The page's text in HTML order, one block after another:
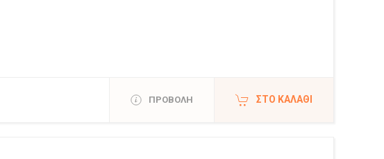
ΠΡΟΒΟΛΗ ΣΤΟ ΚΑΛΆΘΙ